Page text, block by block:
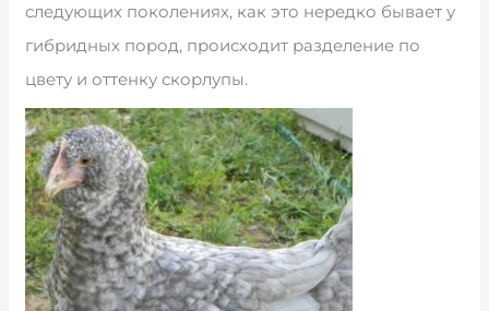
следующих поколениях, как это нередко бывает у
гибридных пород, происходит разделение по
цвету и оттенку скорлупы.